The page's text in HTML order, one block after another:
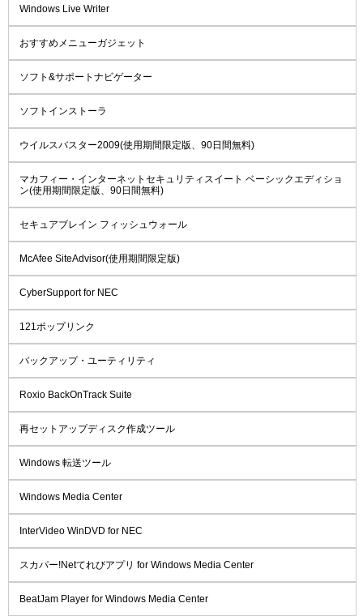
Windows Live Writer
おすすめメニューガジェット
ソフト&サポートナビゲーター
ソフトインストーラ
ウイルスバスター2009(使用期間限定版、90日間無料)
マカフィー・インターネットセキュリティスイート ベーシックエディショ
ン(使用期間限定版、90日間無料)
セキュアブレイン フィッシュウォール
McAfee SiteAdvisor(使用期間限定版)
CyberSupport for NEC
121ポップリンク
バックアップ・ユーティリティ
Roxio BackOnTrack Suite
再セットアップディスク作成ツール
Windows 転送ツール
Windows Media Center
InterVideo WinDVD for NEC
スカパー!Netてれびアプリ for Windows Media Center
BeatJam Player for Windows Media Center